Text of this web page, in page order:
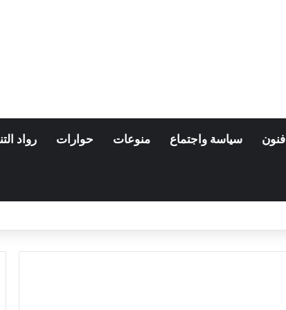
فنون سياسة واجتماع منوعات حوارات رواد